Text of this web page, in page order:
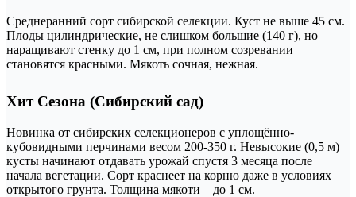
Среднеранний сорт сибирской селекции. Куст не выше 45 см.
Плоды цилиндрические, не слишком большие (140 г), но
наращивают стенку до 1 см, при полном созревании
становятся красными. Мякоть сочная, нежная.
Хит Сезона (Сибирский сад)
Новинка от сибирских селекционеров с уплощённо-
кубовидными перчинами весом 200-350 г. Невысокие (0,5 м)
кусты начинают отдавать урожай спустя 3 месяца после
начала вегетации. Сорт краснеет на корню даже в условиях
открытого грунта. Толщина мякоти – до 1 см.